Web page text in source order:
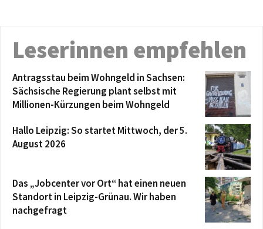
Leserinnen empfehlen
Antragsstau beim Wohngeld in Sachsen:
Sächsische Regierung plant selbst mit
Millionen-Kürzungen beim Wohngeld
Hallo Leipzig: So startet Mittwoch, der 5.
August 2026
Das „Jobcenter vor Ort“ hat einen neuen
Standort in Leipzig-Grünau. Wir haben
nachgefragt